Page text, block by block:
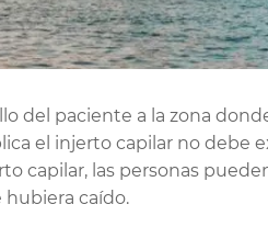
del paciente a la zona
el injerto capilar no debe
capilar, las personas
hubiera caído.